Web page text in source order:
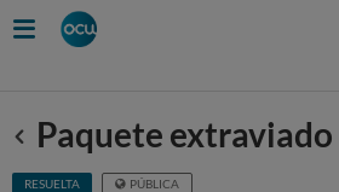
Anterior
Paquete extraviado
RESUELTA PÚBLICA